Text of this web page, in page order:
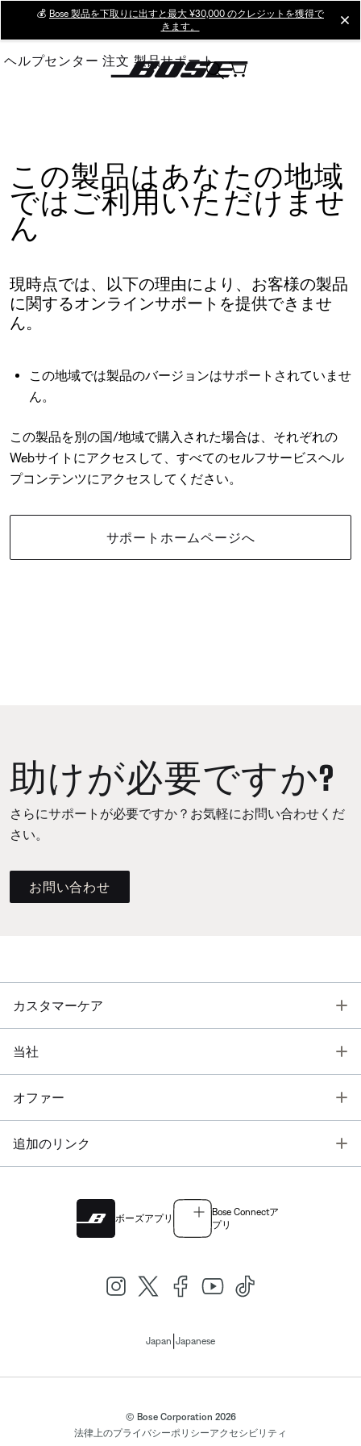
Main
💰 Bose 製品を下取りに出すと最大 ¥30,000 のクレジットを獲得で
きます。
ヘルプセンター 注文 製品サポート
この製品はあなたの地域
ではご利用いただけませ
ん
現時点では、以下の理由により、お客様の製品
に関するオンラインサポートを提供できませ
ん。
この地域では製品のバージョンはサポートされていませ
ん。
この製品を別の国/地域で購入された場合は、それぞれの
Webサイトにアクセスして、すべてのセルフサービスヘル
プコンテンツにアクセスしてください。
サポートホームページへ
助けが必要ですか?
さらにサポートが必要ですか？お気軽にお問い合わせくだ
さい。
お問い合わせ
カスタマーケア
当社
オファー
追加のリンク
ボーズアプリ
Bose Connectア
プリ
Japan Japanese
© Bose Corporation 2026
法律上のプライバシーポリシーアクセシビリティ